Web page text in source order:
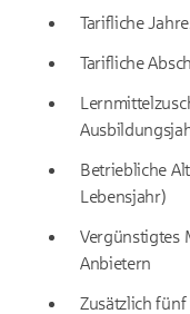
Tarifliche
Tarifliche
Betriebliche
Lebensjahr)
Vergünstigtes
Anbietern
Zusätzlich